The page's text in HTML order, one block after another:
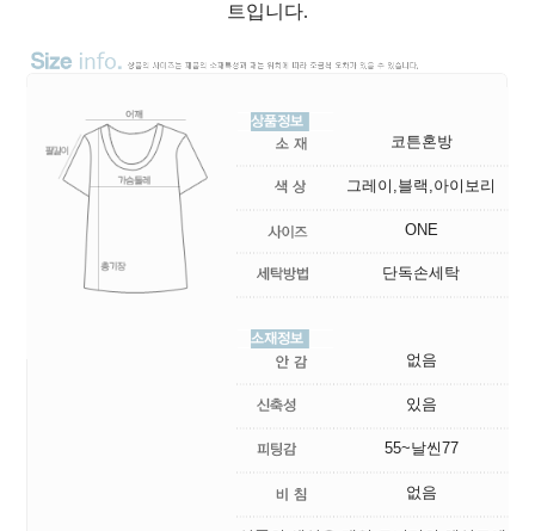
트입니다.
코튼혼방
그레이,블랙,아이보리
ONE
단독손세탁
없음
있음
55~날씬77
없음